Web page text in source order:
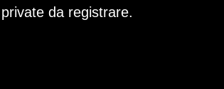
da registrare.